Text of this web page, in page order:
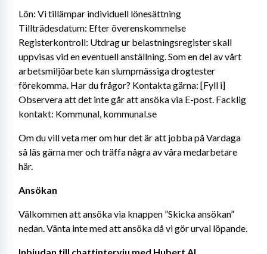
Lön: Vi tillämpar individuell lönesättning
Tillträdesdatum: Efter överenskommelse
Registerkontroll: Utdrag ur belastningsregister skall
uppvisas vid en eventuell anställning. Som en del av vårt
arbetsmiljöarbete kan slumpmässiga drogtester
förekomma. Har du frågor? Kontakta gärna: [Fyll i]
Observera att det inte går att ansöka via E-post. Facklig
kontakt: Kommunal, kommunal.se
Om du vill veta mer om hur det är att jobba på Vardaga
så läs gärna mer och träffa några av våra medarbetare
här.
Ansökan
Välkommen att ansöka via knappen ”Skicka ansökan”
nedan. Vänta inte med att ansöka då vi gör urval löpande.